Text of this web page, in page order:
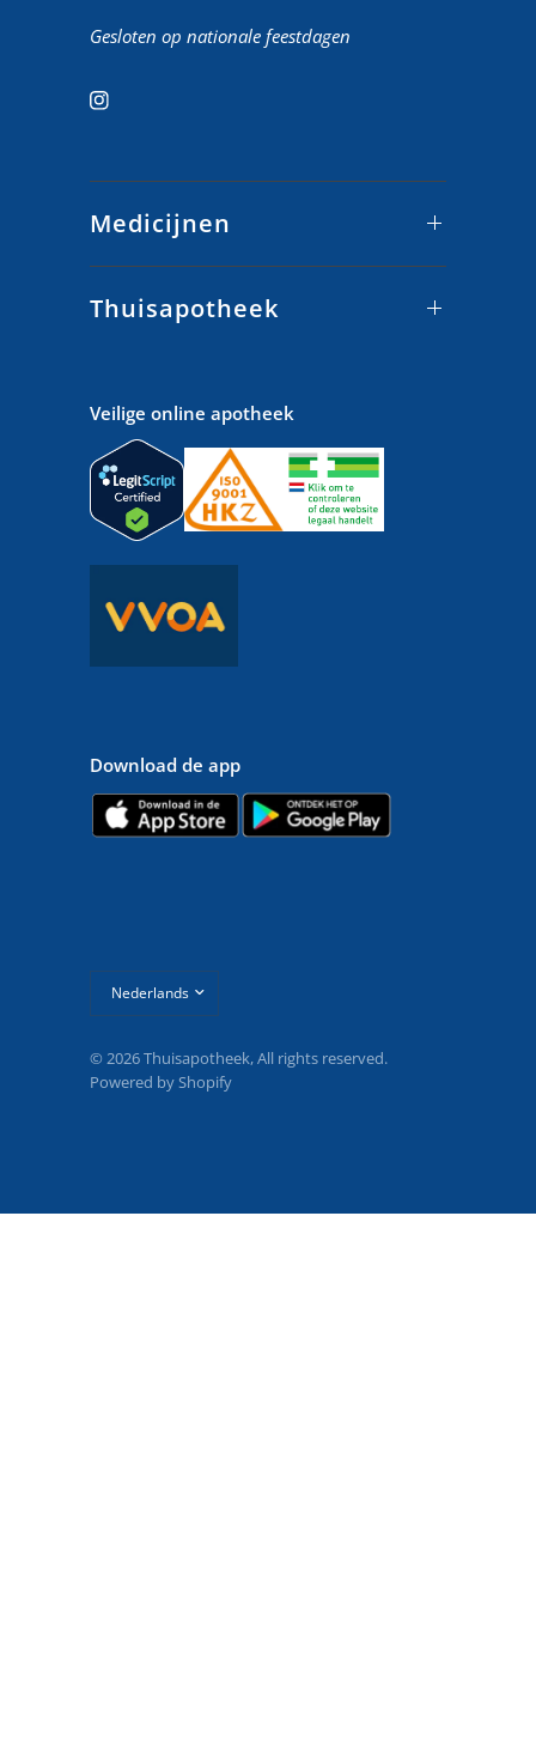
Gesloten op nationale feestdagen
Medicijnen
Thuisapotheek
Veilige online apotheek
Download de app
bijwerken
© 2026 Thuisapotheek, All rights reserved.
Powered by Shopify